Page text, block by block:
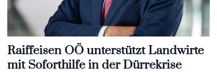
Raiffeisen OÖ unterstützt Landwirte
mit Soforthilfe in der Dürrekrise